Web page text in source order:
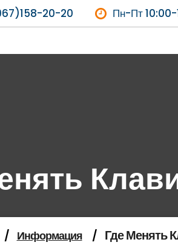
20-20 Пн-Пт 10:00-
/ Информация / Где Менять